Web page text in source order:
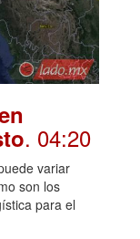
. 04:20
variar
son los
para el